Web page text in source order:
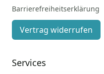
Barrierefreiheitserklärung
Vertrag widerrufen
Services